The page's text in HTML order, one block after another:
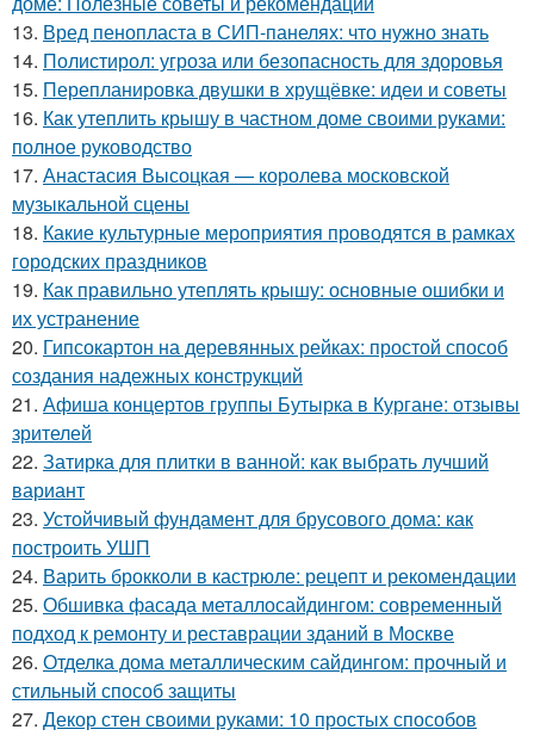
13. Вред пенопласта в СИП-панелях: что нужно знать
14. Полистирол: угроза или безопасность для здоровья
15. Перепланировка двушки в хрущёвке: идеи и советы
16. Как утеплить крышу в частном доме своими руками:
полное руководство
17. Анастасия Высоцкая — королева московской
музыкальной сцены
18. Какие культурные мероприятия проводятся в рамках
городских праздников
19. Как правильно утеплять крышу: основные ошибки и
их устранение
20. Гипсокартон на деревянных рейках: простой способ
создания надежных конструкций
21. Афиша концертов группы Бутырка в Кургане: отзывы
зрителей
22. Затирка для плитки в ванной: как выбрать лучший
вариант
23. Устойчивый фундамент для брусового дома: как
построить УШП
24. Варить брокколи в кастрюле: рецепт и рекомендации
25. Обшивка фасада металлосайдингом: современный
подход к ремонту и реставрации зданий в Москве
26. Отделка дома металлическим сайдингом: прочный и
стильный способ защиты
27. Декор стен своими руками: 10 простых способов